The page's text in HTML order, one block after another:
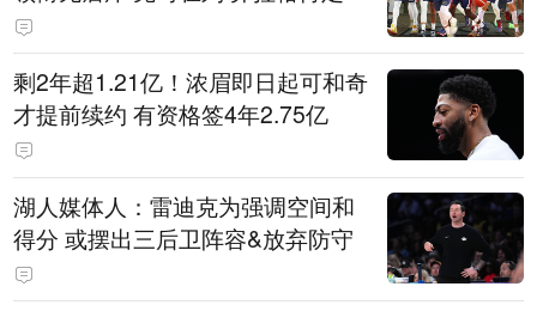
剩2年超1.21亿！浓眉即日起可和奇
才提前续约 有资格签4年2.75亿
湖人媒体人：雷迪克为强调空间和
得分 或摆出三后卫阵容&放弃防守